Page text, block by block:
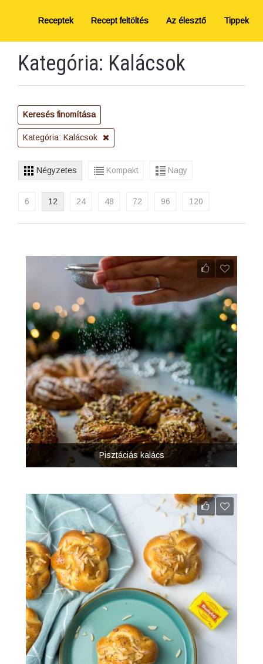
Receptek Recept feltöltés Az élesztő Tippek
Kategória: Kalácsok
Keresés finomítása
Kategória: Kalácsok
Négyzetes Kompakt Nagy
6 12 24 48 72 96 120
Pisztáciás kalács